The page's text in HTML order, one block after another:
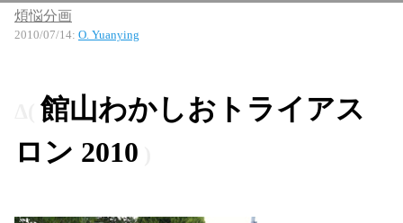
煩悩分画
2010/07/14: O. Yuanying
館山わかしおトライアス
ロン 2010